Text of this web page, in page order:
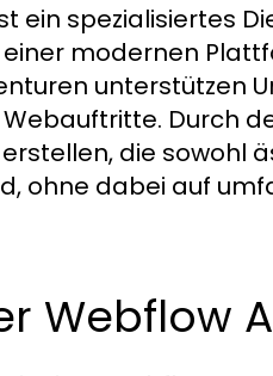
ein spezialisiertes
modernen
unterstützen
Durch
die sowohl
ohne dabei auf
Webflow